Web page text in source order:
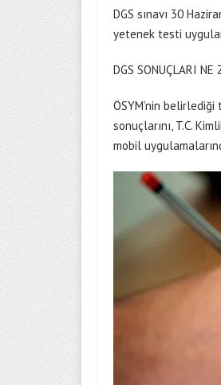
DGS sınavı 30
yetenek testi
DGS SONUÇLARI NE
ÖSYM’nin
sonuçlarını, T.C.
mobil